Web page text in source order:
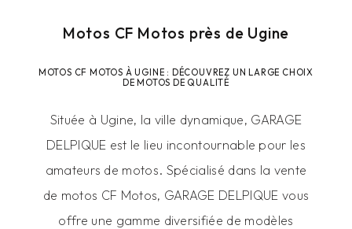
Motos CF Motos près de Ugine
MOTOS CF MOTOS À UGINE : DÉCOUVREZ UN LARGE CHOIX
DE MOTOS DE QUALITÉ
Située à Ugine, la ville dynamique, GARAGE
DELPIQUE est le lieu incontournable pour les
amateurs de motos. Spécialisé dans la vente
de motos CF Motos, GARAGE DELPIQUE vous
offre une gamme diversifiée de modèles